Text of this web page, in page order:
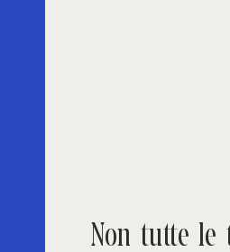
Non tutte le